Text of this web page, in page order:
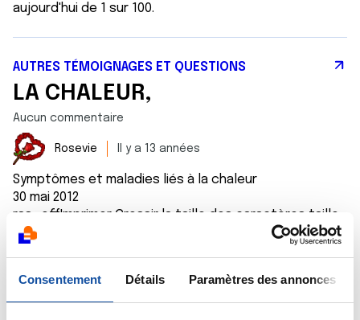
Consentement Détails Paramètres des annonces
aujourd'hui de 1 sur 100.
AUTRES TÉMOIGNAGES ET QUESTIONS
LA CHALEUR,
Aucun commentaire
Rosevie Il y a 13 années
Symptômes et maladies liés à la chaleur
30 mai 2012
rss_offImprimer Grossir la taille des caractères taille
de caractères normals
chaleurs
Lorsque le corps ne réussit pas à réguler sa